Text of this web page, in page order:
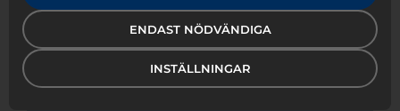
ENDAST NÖDVÄNDIGA
INSTÄLLNINGAR